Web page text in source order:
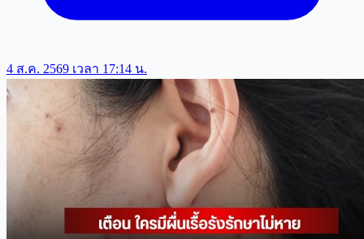
4 ส.ค. 2569 เวลา 17:14 น.